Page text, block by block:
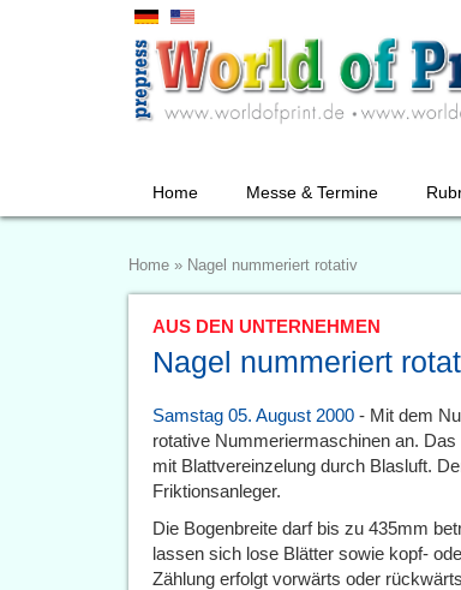
Home Messe & Termine
Home » Nagel nummeriert rotativ
AUS DEN UNTERNEHMEN
Nagel nummeriert
Samstag 05. August 2000 - Mit dem
rotative Nummeriermaschinen an.
mit Blattvereinzelung durch Blasluft.
Friktionsanleger.
Die Bogenbreite darf bis zu 435mm
lassen sich lose Blätter sowie kopf-
Zählung erfolgt vorwärts oder